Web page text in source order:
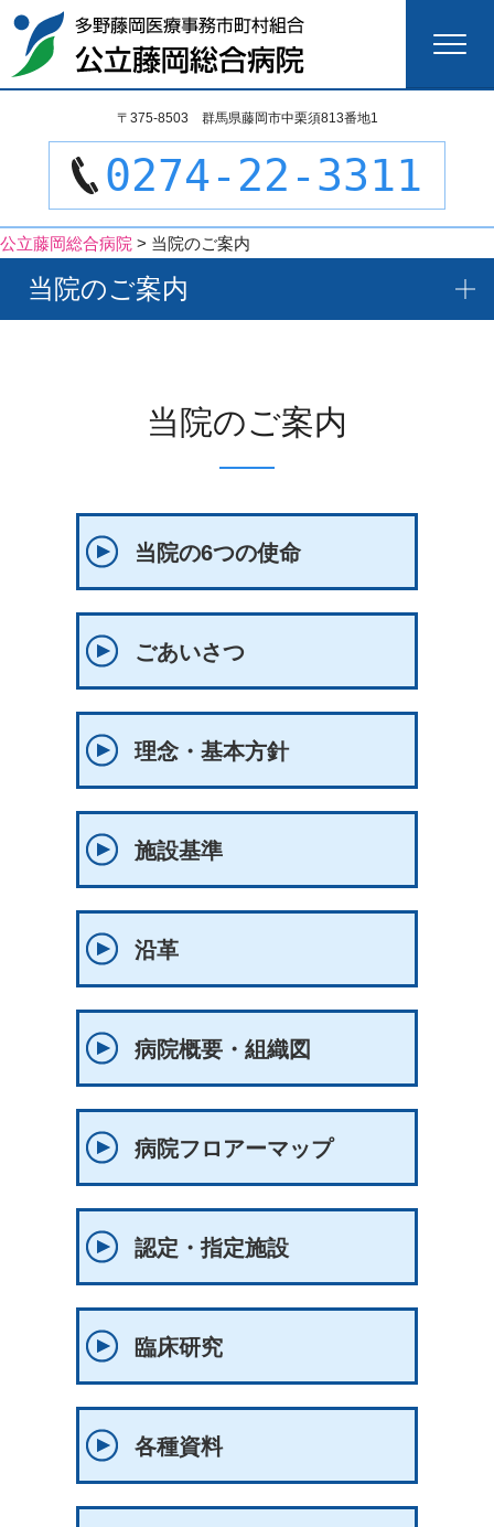
検
索:
〒375-8503 群馬県藤岡市中栗須813番地1
0274-22-3311
公立藤岡総合病院 > 当院のご案内
当院のご案内
当院のご案内
当院の6つの使命
ごあいさつ
理念・基本方針
施設基準
沿革
病院概要・組織図
病院フロアーマップ
認定・指定施設
臨床研究
各種資料